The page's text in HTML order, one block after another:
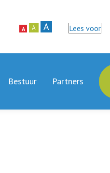
A A A Lees voor
Bestuur Partners